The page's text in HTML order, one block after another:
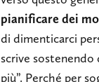
pianificare dei
di dimenticarci
scrive sostenendo
più”. Perché per